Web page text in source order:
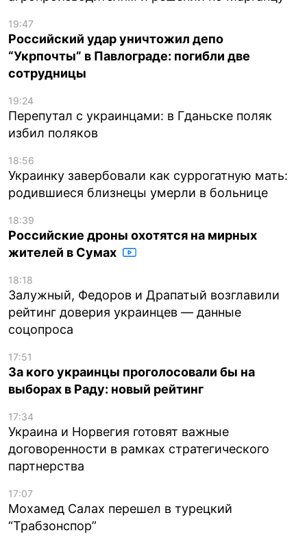
19:47
Российский удар уничтожил депо
“Укрпочты” в Павлограде: погибли две
сотрудницы
19:24
Перепутал с украинцами: в Гданьске поляк
избил поляков
18:56
Украинку завербовали как суррогатную мать:
родившиеся близнецы умерли в больнице
18:39
Российские дроны охотятся на мирных
жителей в Сумах
18:18
Залужный, Федоров и Драпатый возглавили
рейтинг доверия украинцев — данные
соцопроса
17:51
За кого украинцы проголосовали бы на
выборах в Раду: новый рейтинг
17:34
Украина и Норвегия готовят важные
договоренности в рамках стратегического
партнерства
17:07
Мохамед Салах перешел в турецкий
“Трабзонспор”